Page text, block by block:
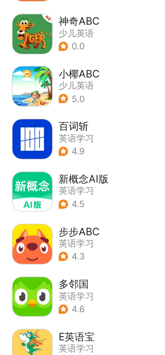
神奇ABC
少儿英语
0.0
小椰ABC
少儿英语
5.0
百词斩
英语学习
4.9
新概念AI版
英语学习
4.5
步步ABC
英语学习
4.3
多邻国
英语学习
4.6
E英语宝
英语学习